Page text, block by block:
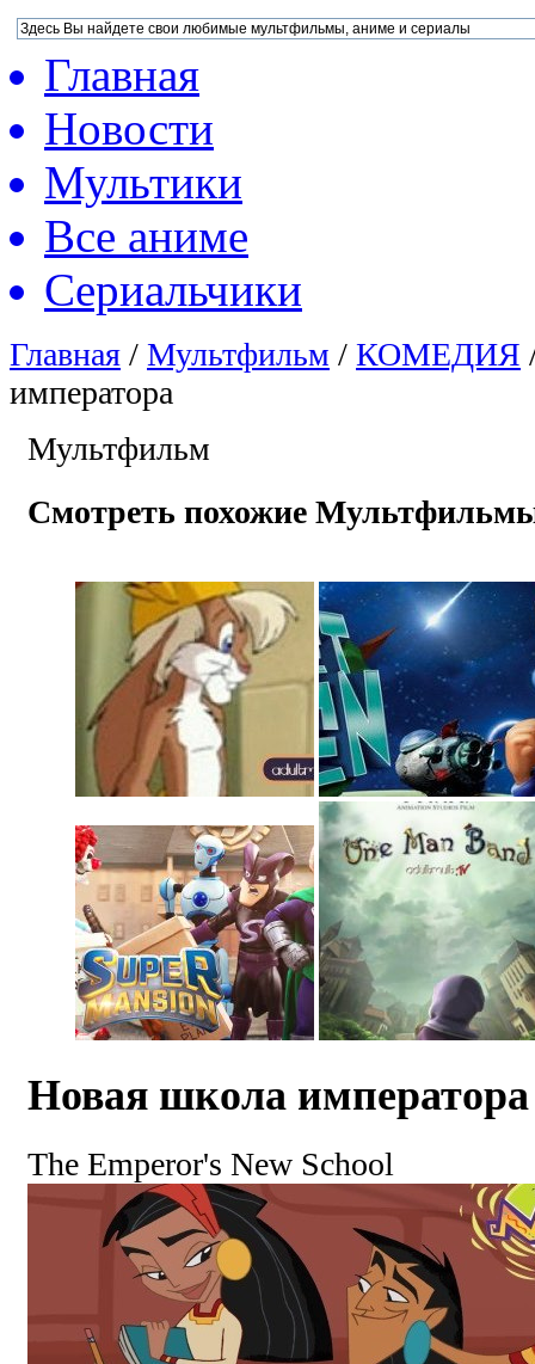
Главная
Новости
Мультики
Все аниме
Сериальчики
Главная / Мультфильм / КОМЕДИЯ
императора
Мультфильм
Смотреть похожие
Новая школа императора
The Emperor's New School